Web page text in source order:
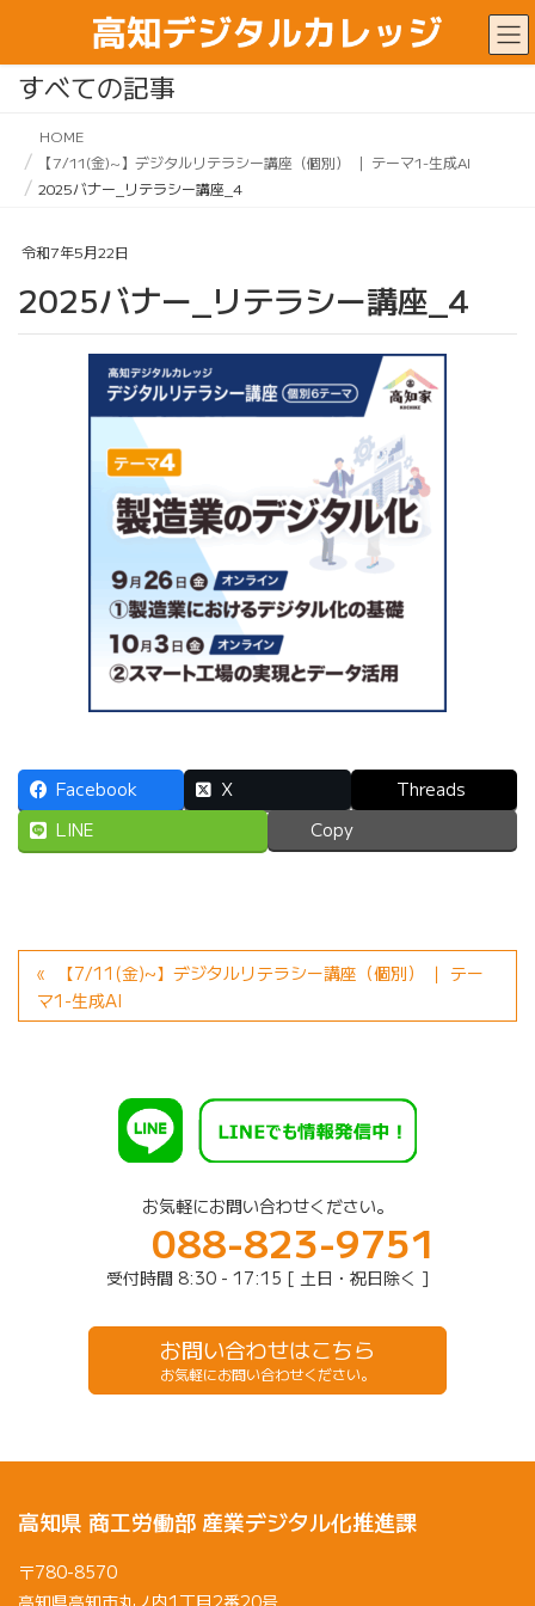
すべての記事
HOME
【7/11(金)~】デジタルリテラシー講座（個別） ｜ テーマ1-生成AI
2025バナー_リテラシー講座_4
令和7年5月22日
2025バナー_リテラシー講座_4
Facebook X
Threads
LINE
Copy
【7/11(金)~】デジタルリテラシー講座（個別） ｜ テー
マ1-生成AI
お気軽にお問い合わせください。
088-823-9751
受付時間 8:30 - 17:15 [ 土日・祝日除く ]
お問い合わせはこちら
お気軽にお問い合わせください。
高知県 商工労働部 産業デジタル化推進課
〒780-8570